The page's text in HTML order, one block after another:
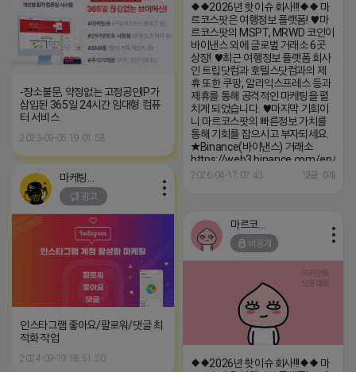
◆◆2026년 핫이슈 회사!!!◆◆ 마
르코스팟은 여행정보 플랫폼! ♥️마
르코스팟의 MSPT, MRWD 코인이
바이낸스 외에 글로벌 거래소 6곳
상장! ♥️최근 여행정보 플랫폼 회사
인 트립닷컴과 호텔스닷컴과의 제
휴 또한 쿠팡, 알리익스프레스 등과
제휴를 통해 공격적인 마케팅을 펼
치게 되었습니다. ♥️마지막 기회이
니 마르코스팟의 빠른정보 가치를
통해 기회를 잡으시고 부자되세요.
★Binance(바이낸스) 거래소
https://web3.binance.com/en/
★Raydium(레이디움) 거래소
거래소
https://dexscreener.com/solana/
2026-04-17 07:43 댓글: 0개
-장소불문, 약정없는 고정공인IP가
삽입된 365일 24시간 임대형 컴퓨
터 서비스
2023-09-05 19:01:58
광고
인스타그램 좋아요/팔로워/댓글 최
적화 작업
2024-09-19 18:51:20
마르코스팟
비공개
◆◆2026년 핫이슈 회사!!!◆◆ 마